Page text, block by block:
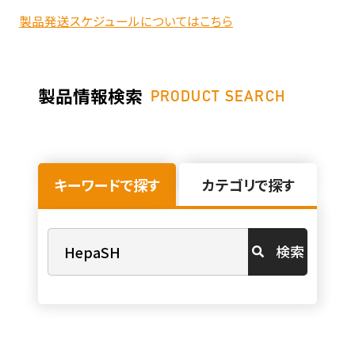
製品発送スケジュールについてはこちら
製品情報検索 PRODUCT SEARCH
キーワードで探す カテゴリで探す
検索